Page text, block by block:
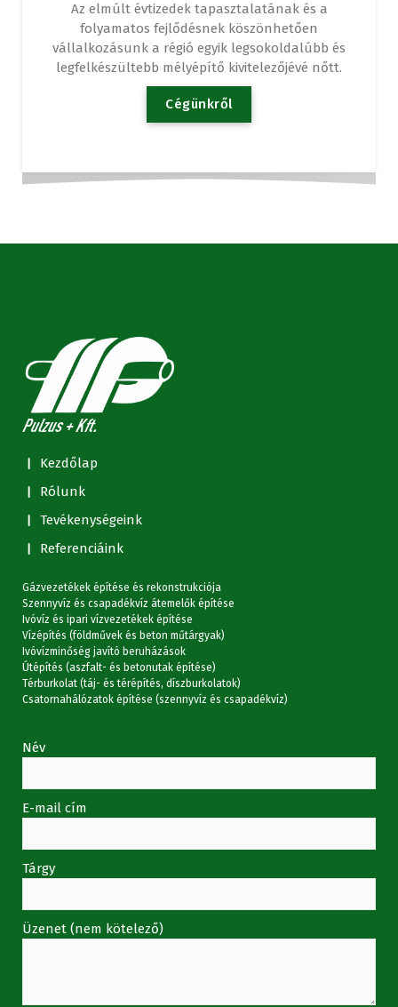
Az elmúlt évtizedek tapasztalatának és a
folyamatos fejlődésnek köszönhetően
vállalkozásunk a régió egyik legsokoldalúbb és
legfelkészültebb mélyépítő kivitelezőjévé nőtt.
Cégünkről
Kezdőlap
Rólunk
Tevékenységeink
Referenciáink
Gázvezetékek építése és rekonstrukciója
Szennyvíz és csapadékvíz átemelők építése
Ivóvíz és ipari vízvezetékek építése
Vízépítés (földművek és beton műtárgyak)
Ivóvízminőség javító beruházások
Útépítés (aszfalt- és betonutak építése)
Térburkolat (táj- és térépítés, díszburkolatok)
Csatornahálózatok építése (szennyvíz és csapadékvíz)
Név
E-mail cím
Tárgy
Üzenet (nem kötelező)